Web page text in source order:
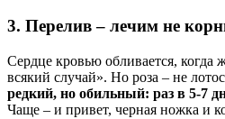
3. Перелив – лечим не
Сердце кровью обливается, когда
всякий случай». Но роза – не
редкий, но обильный: раз в 5-7
Чаще – и привет, черная ножка и